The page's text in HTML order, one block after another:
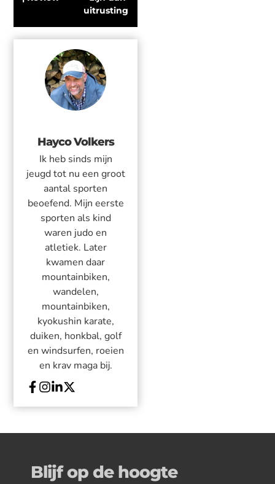
uitrusting
Hayco Volkers
Ik heb sinds mijn
jeugd tot nu een groot
aantal sporten
beoefend. Mijn eerste
sporten als kind
waren judo en
atletiek. Later
kwamen daar
mountainbiken,
wandelen,
mountainbiken,
kyokushin karate,
duiken, honkbal, golf
en windsurfen, roeien
en krav maga bij.
Blijf op de hoogte